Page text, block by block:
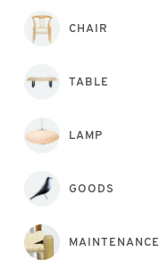
CHAIR
TABLE
LAMP
GOODS
MAINTENANCE